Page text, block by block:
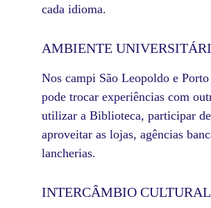
cada idioma.
AMBIENTE
Nos campi São Leopoldo e
pode trocar experiências com
utilizar a Biblioteca, participar
aproveitar as lojas, agências
lancherias.
INTERCÂMBIO CULTURAL